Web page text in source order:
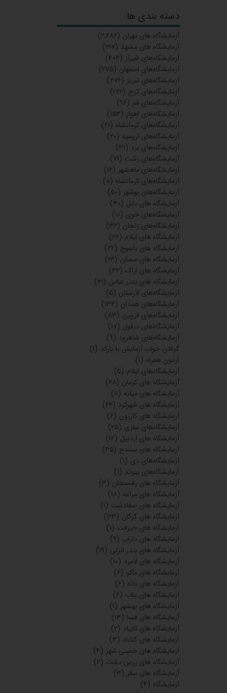
دسته بندی ها
آزمایشگاه‌ های تهران (۲,۲۸۶)
آزمایشگاه های مشهد (۲۱۷)
آزمایشگاه‌های شیراز (۴۰۴)
آزمایشگاه‌های اصفهان (۲۷۵)
آزمایشگاه‌های تبریز (۲۷۶)
آزمایشگاه‌های کرج (۱۷۲)
آزمایشگاه‌های قم (۹۶)
آزمایشگاه‌های اهواز (۱۵۳)
آزمایشگاه‌های کرمانشاه (۶۱)
آزمایشگاه‌های ارومیه (۲۰)
آزمایشگاه‌های یزد (۳۱)
آزمایشگاه‌های رشت (۷۱)
آزمایشگاه‌های ماهشهر (۱۲)
آزمایشگاه‌های کرمانشاه (۸)
آزمایشگاه‌های بوشهر (۵۰)
آزمایشگاه های بابل (۳۰)
آزمایشگاه‌های خوی (۱۰)
آزمایشگاه‌های زنجان (۳۲)
آزمایشگاه های ایلام (۲۶)
آزمایشگاه های یاسوج (۲۲)
آزمایشگاه های سمنان (۱۳)
آزمایشگاه های اراک (۴۲)
آزمایشگاه های بندر عباس (۲۱)
آزمایشگاه‌های لارستان (۵)
آزمایشگاه‌های همدان (۱۳۴)
آزمایشگاه‌های قزوین (۸۳)
آزمایشگاه‌های دزفول (۱۷)
آزمایشگاه‌های شاهرود (۹)
گرفتن جواب آزمایش با بارکد (۱)
آزمون همراه (۱)
آزمایشگاه‌های ایلام (۵)
آزمایشگاه های کرمان (۶۸)
آزمایشگاه های میانه (۱۱)
آزمایشگاه های شهرکرد (۲۲)
آزمایشگاه های کازرون (۶)
آزمایشگاه‌های ساری (۲۵)
آزمایشگاه های اردبیل (۱۲)
آزمایشگاه های سنندج (۴۵)
آزمایشگاه‌های دی (۱)
آزمایشگاه‌های پیوند (۱)
آزمایشگاه های رفسنجان (۳)
آزمایشگاه های مراغه (۱۸)
آزمایشگاه های صفادشت (۱)
آزمایشگاه های گرگان (۳۳)
آزمایشگاه های جیرفت (۱)
آزمایشگاه های داراب (۹)
آزمایشگاه های بندر انزلی (۱۹)
آزمایشگاه های لامرد (۱۰)
آزمایشگاه های ماکو (۶)
آزمایشگاه های بانه (۶)
آزمایشگاه های بناب (۶)
آزمایشگاه های بهشهر (۱)
آزمایشگاه های فسا (۱۳)
آزمایشگاه های تابیاد (۲)
آزمایشگاه های گناباد (۳)
آزمایشگاه های خمینی شهر (۴)
آزمایشگاه های زرین دشت (۲)
آزمایشگاه های سقز (۳)
آزمایشگاه (۴)